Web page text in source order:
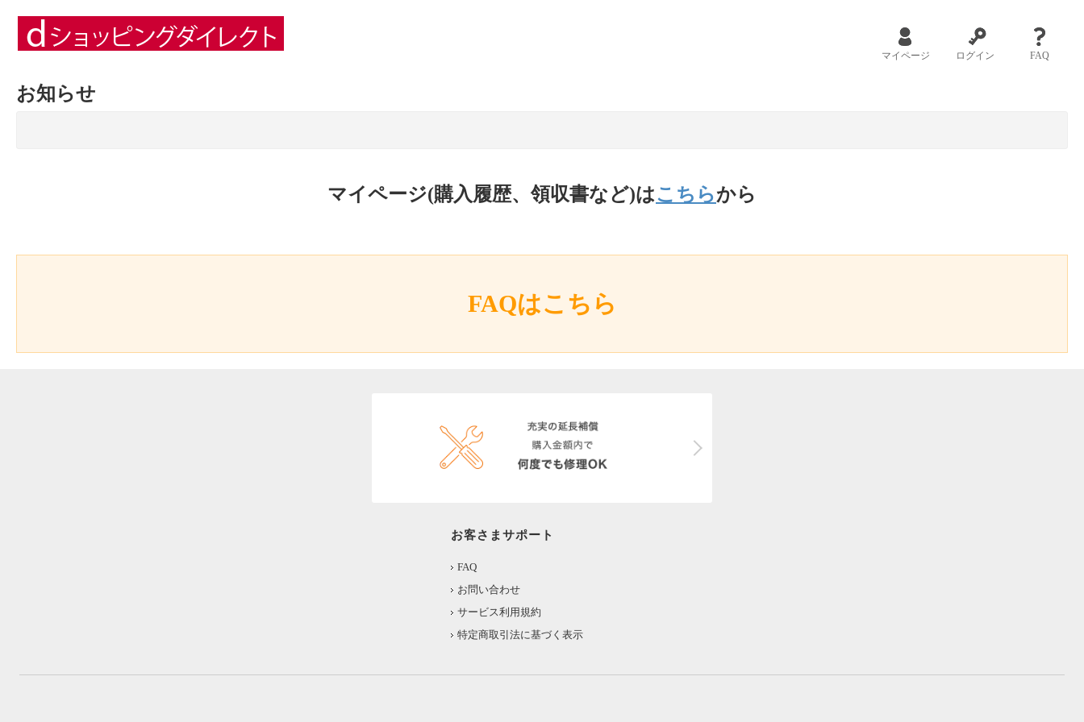
マイページ ログイン FAQ
お知らせ
マイページ(購入履歴、領収書など)はこちらから
FAQはこちら
お客さまサポート
FAQ
お問い合わせ
サービス利用規約
特定商取引法に基づく表示